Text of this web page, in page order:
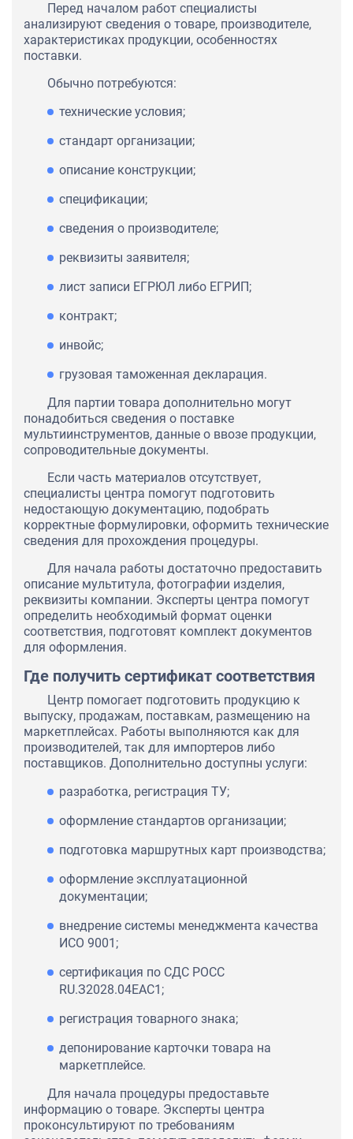
Перед началом работ специалисты
анализируют сведения о товаре, производителе,
характеристиках продукции, особенностях
поставки.
Обычно потребуются:
технические условия;
стандарт организации;
описание конструкции;
спецификации;
сведения о производителе;
реквизиты заявителя;
лист записи ЕГРЮЛ либо ЕГРИП;
контракт;
инвойс;
грузовая таможенная декларация.
Для партии товара дополнительно могут
понадобиться сведения о поставке
мультиинструментов, данные о ввозе продукции,
сопроводительные документы.
Если часть материалов отсутствует,
специалисты центра помогут подготовить
недостающую документацию, подобрать
корректные формулировки, оформить технические
сведения для прохождения процедуры.
Для начала работы достаточно предоставить
описание мультитула, фотографии изделия,
реквизиты компании. Эксперты центра помогут
определить необходимый формат оценки
соответствия, подготовят комплект документов
для оформления.
Где получить сертификат соответствия
Центр помогает подготовить продукцию к
выпуску, продажам, поставкам, размещению на
маркетплейсах. Работы выполняются как для
производителей, так для импортеров либо
поставщиков. Дополнительно доступны услуги:
разработка, регистрация ТУ;
оформление стандартов организации;
подготовка маршрутных карт производства;
оформление эксплуатационной
документации;
внедрение системы менеджмента качества
ИСО 9001;
сертификация по СДС РОСС
RU.З2028.04ЕАС1;
регистрация товарного знака;
депонирование карточки товара на
маркетплейсе.
Для начала процедуры предоставьте
информацию о товаре. Эксперты центра
проконсультируют по требованиям